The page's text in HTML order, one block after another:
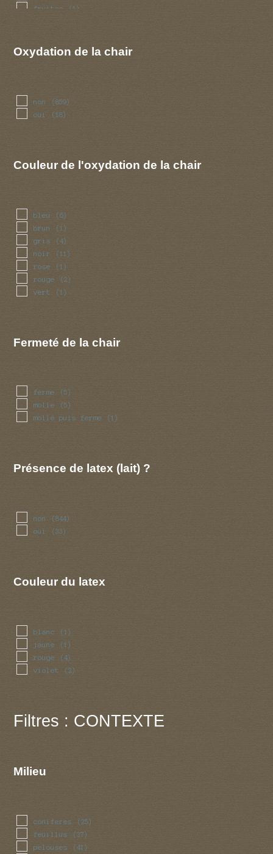
fruitee (1)
rave (1)
savon
Oxydation de la chair
non (859)
oui (18)
Couleur de l'oxydation de la chair
bleu (6)
brun (1)
gris (4)
noir (11)
rose (1)
rouge (2)
vert (1)
Fermeté de la chair
ferme (5)
molle (5)
molle puis ferme (1)
Présence de latex (lait) ?
non (844)
oui (33)
Couleur du latex
blanc (1)
jaune (1)
rouge (4)
violet (2)
Filtres : CONTEXTE
Milieu
coniferes (25)
feuillus (37)
pelouses (41)